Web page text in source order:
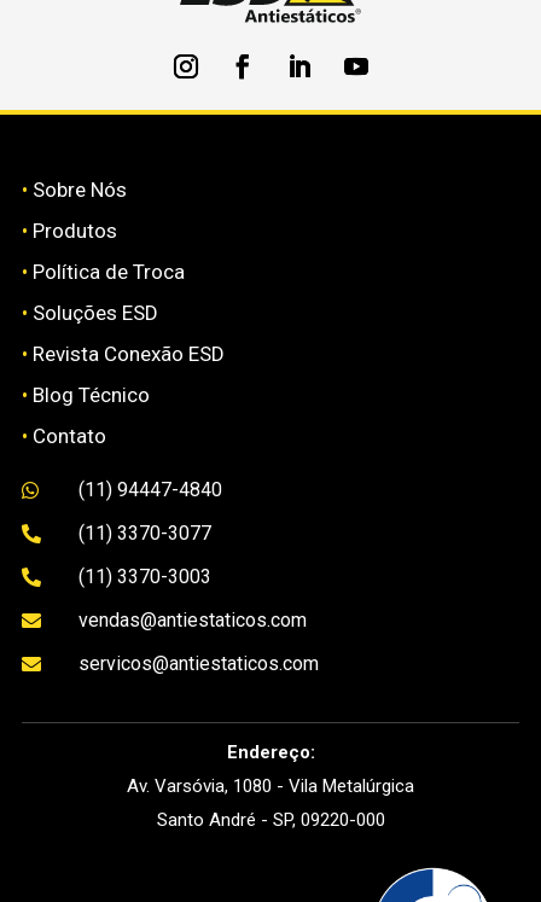
• Sobre Nós
• Produtos
• Política de Troca
• Soluções ESD
• Revista Conexão ESD
• Blog Técnico
• Contato
 (11) 94447-4840
 (11) 3370-3077
 (11) 3370-3003
 vendas@antiestaticos.com
 servicos@antiestaticos.com
Endereço:
Av. Varsóvia, 1080 - Vila Metalúrgica
Santo André - SP, 09220-000